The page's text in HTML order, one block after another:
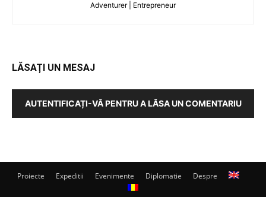
Adventurer | Entrepreneur
LĂSAȚI UN MESAJ
AUTENTIFICAȚI-VĂ PENTRU A LĂSA UN COMENTARIU
Proiecte Expeditii Evenimente Diplomatie Despre